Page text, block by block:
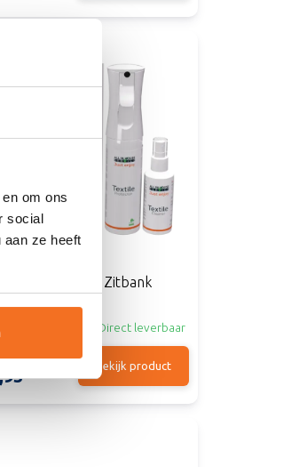
om ons
social
aan ze heeft
House Service | Zitbank
Direct leverbaar
Bekijk product